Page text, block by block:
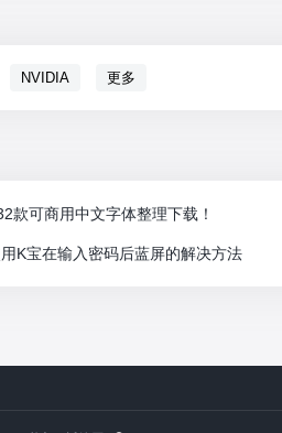
NVIDIA 更多
款可商用中文字体整理下载！
K宝在输入密码后蓝屏的解决方法